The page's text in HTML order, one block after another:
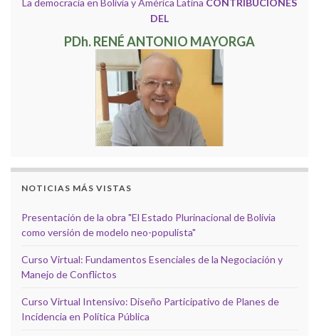
La democracia en Bolivia y América Latina CONTRIBUCIONES
DEL
PDh. RENÉ ANTONIO MAYORGA
NOTICIAS MÁS VISTAS
Presentación de la obra "El Estado Plurinacional de Bolivia
como versión de modelo neo-populista"
Curso Virtual: Fundamentos Esenciales de la Negociación y
Manejo de Conflictos
Curso Virtual Intensivo: Diseño Participativo de Planes de
Incidencia en Política Pública